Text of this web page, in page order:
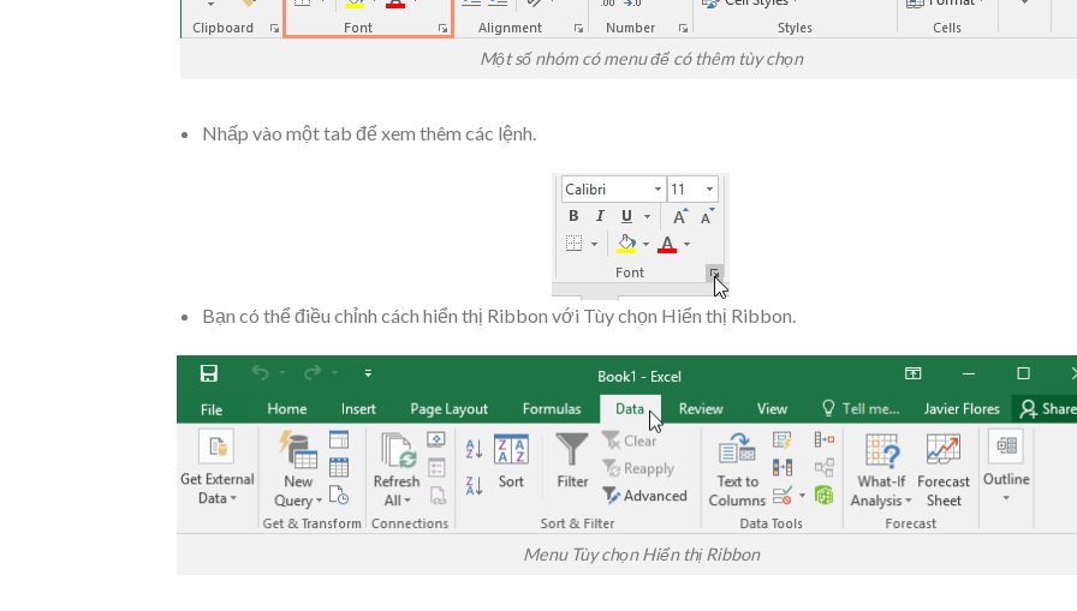
Một số nhóm có menu để có thêm tùy chọn
Nhấp vào một tab để xem thêm các lệnh.
Bạn có thể điều chỉnh cách hiển thị Ribbon với Tùy chọn Hiển thị Ribbon.
Menu Tùy chọn Hiển thị Ribbon